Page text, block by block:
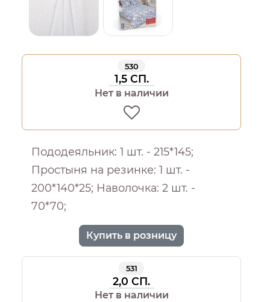
530
1,5 СП.
Нет в наличии
Пододеяльник: 1 шт. - 215*145;
Простыня на резинке: 1 шт. -
200*140*25; Наволочка: 2 шт. -
70*70;
Купить в розницу
531
2,0 СП.
Нет в наличии